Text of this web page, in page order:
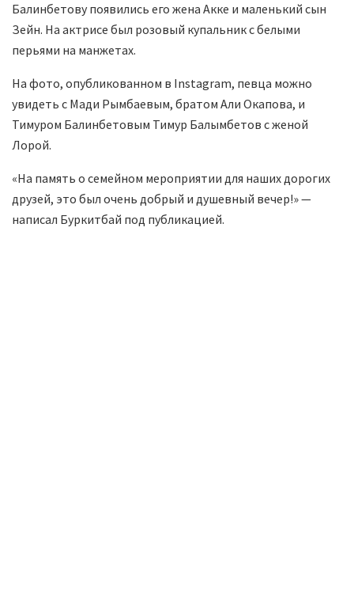
Балинбетову появились его жена Акке и маленький сын
Зейн. На актрисе был розовый купальник с белыми
перьями на манжетах.
На фото, опубликованном в Instagram, певца можно
увидеть с Мади Рымбаевым, братом Али Окапова, и
Тимуром Балинбетовым Тимур Балымбетов с женой
Лорой.
«На память о семейном мероприятии для наших дорогих
друзей, это был очень добрый и душевный вечер!» —
написал Буркитбай под публикацией.